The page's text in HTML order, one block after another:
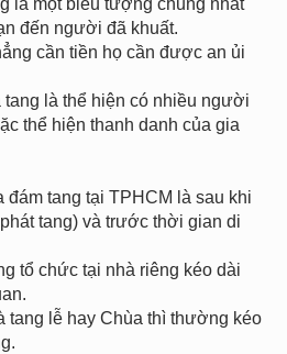
là một biểu tượng chung nhất
đến người đã khuất.
cần tiền họ cần được an ủi
là thể hiện có nhiều người
thể hiện thanh danh của gia
tang tại TPHCM là sau khi
tang) và trước thời gian di
tổ chức tại nhà riêng kéo dài
tang lễ hay Chùa thì thường kéo